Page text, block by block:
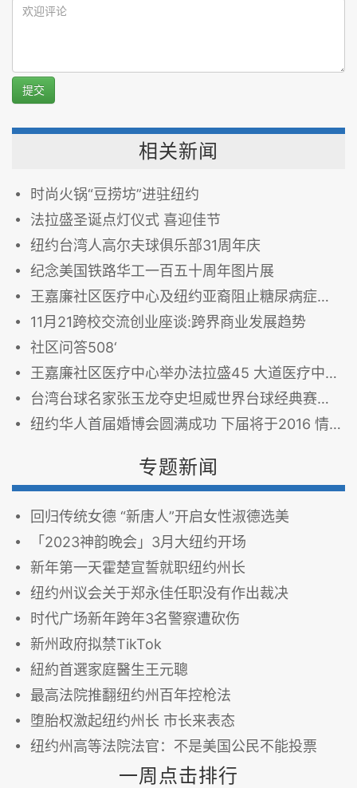
提交
相关新闻
时尚火锅“豆捞坊”进驻纽约
法拉盛圣诞点灯仪式 喜迎佳节
纽约台湾人高尔夫球俱乐部31周年庆
纪念美国铁路华工一百五十周年图片展
王嘉廉社区医疗中心及纽约亚裔阻止糖尿病症联盟
11月21跨校交流创业座谈:跨界商业发展趋势
社区问答508‘
王嘉廉社区医疗中心举办法拉盛45 大道医疗中心开放日
台湾台球名家张玉龙夺史坦威世界台球经典赛冠军
纽约华人首届婚博会圆满成功 下届将于2016 情人节举办
专题新闻
回归传统女德 “新唐人”开启女性淑德选美
「2023神韵晚会」3月大纽约开场
新年第一天霍楚宣誓就职纽约州长
纽约州议会关于郑永佳任职没有作出裁决
时代广场新年跨年3名警察遭砍伤
新州政府拟禁TikTok
紐約首選家庭醫生王元聰
最高法院推翻纽约州百年控枪法
堕胎权激起纽约州长 市长来表态
纽约州高等法院法官：不是美国公民不能投票
一周点击排行